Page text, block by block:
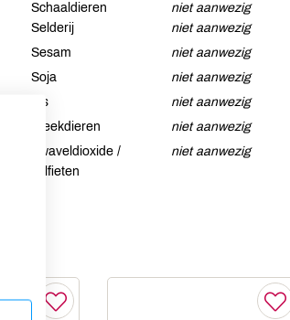
Schaaldieren
niet aanwezig
Selderij
niet aanwezig
Sesam
niet aanwezig
Soja
niet aanwezig
Vis
niet aanwezig
Weekdieren
niet aanwezig
Zwaveldioxide /
sulfieten
niet aanwezig